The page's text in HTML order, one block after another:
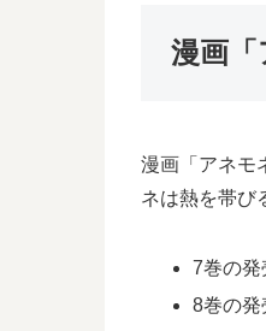
漫画
漫画「アネモ
ネは熱を帯び
7巻の発
8巻の発